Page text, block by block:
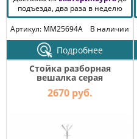
подъезда, два раза в неделю
Артикул: MM25694A
В наличии
Подробнее
Стойка разборная
вешалка серая
2670 руб.